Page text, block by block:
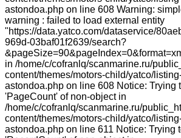
astondoa.php on line 608 Warning:
warning : failed to load external entity
"https://data.yatco.com/dataservice/
969d-03baf01f2639/search?
in /home/c/cofranlq/scanmarine.ru/
content/themes/motors-child/yatco/
astondoa.php on line 608 Notice: Trying
'PageCount' of non-object in
/home/c/cofranlq/scanmarine.ru/
content/themes/motors-child/yatco/
astondoa.php on line 611 Notice: Trying